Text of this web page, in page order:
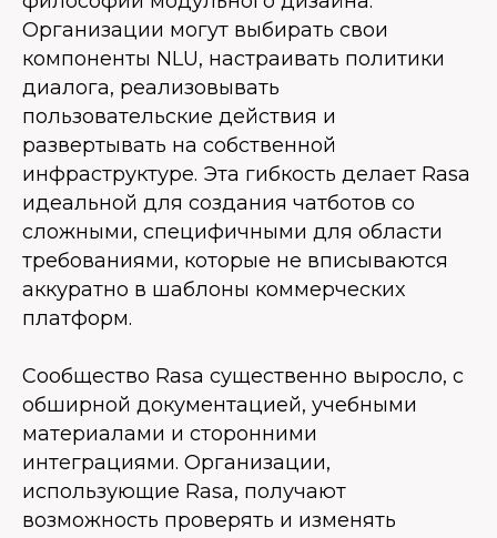
Организации могут выбирать свои
компоненты NLU, настраивать политики
диалога, реализовывать
пользовательские действия и
развертывать на собственной
инфраструктуре. Эта гибкость делает Rasa
идеальной для создания чатботов со
сложными, специфичными для области
требованиями, которые не вписываются
аккуратно в шаблоны коммерческих
платформ.
Сообщество Rasa существенно выросло, с
обширной документацией, учебными
материалами и сторонними
интеграциями. Организации,
использующие Rasa, получают
возможность проверять и изменять